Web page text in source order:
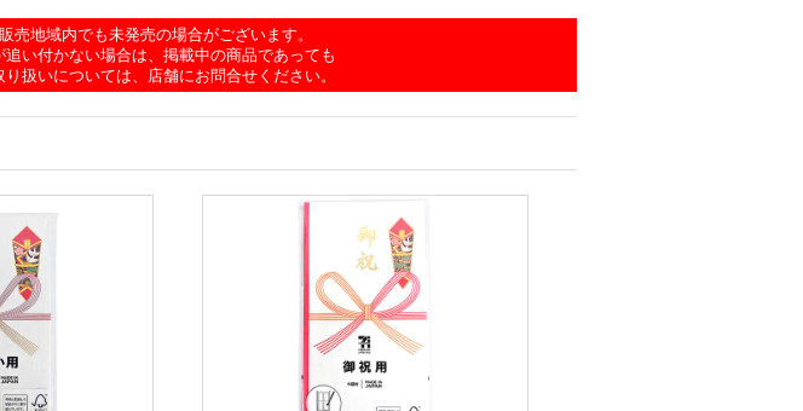
地域内でも未発売の場合がございます。
い付かない場合は、掲載中の商品であっても
扱いについては、店舗にお問合せください。